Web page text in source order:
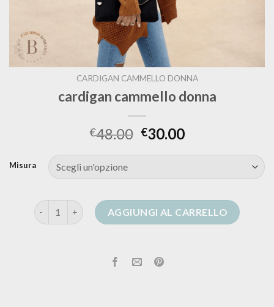
CARDIGAN CAMMELLO DONNA
cardigan cammello donna
€48.00 €30.00
Misura
cardigan cammello donna quantità
AGGIUNGI AL CARRELLO